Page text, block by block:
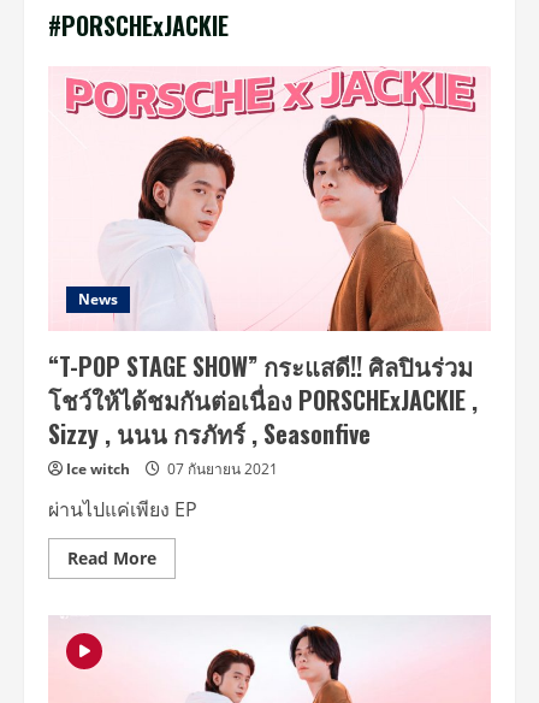
#PORSCHExJACKIE
News
“T-POP STAGE SHOW” กระแสดี!! ศิลปินร่วม
โชว์ให้ได้ชมกันต่อเนื่อง PORSCHExJACKIE ,
Sizzy , นนน กรภัทร์ , Seasonfive
Ice witch 07 กันยายน 2021
ผ่านไปแค่เพียง EP
Read MoreRead
more
SHOW”